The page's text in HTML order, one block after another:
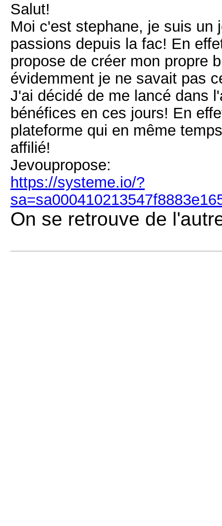
Salut!
Moi c'est stephane, je suis un
passions depuis la fac! En
propose de créer mon propre
évidemment je ne savait pas
J'ai décidé de me lancé dans
bénéfices en ces jours! En
plateforme qui en même
affilié!
Jevoupropose:
https://systeme.io/?
On se retrouve de